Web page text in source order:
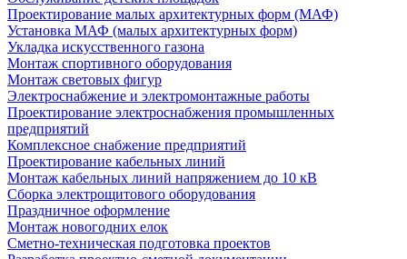
Проектирование малых архитектурных форм (МАФ)
Установка МАФ (малых архитектурных форм)
Укладка искусственного газона
Монтаж спортивного оборудования
Монтаж световых фигур
Электроснабжение и электромонтажные работы
Проектирование электроснабжения промышленных
предприятий
Комплексное снабжение предприятий
Проектирование кабельных линий
Монтаж кабельных линий напряжением до 10 кВ
Сборка электрощитового оборудования
Праздничное оформление
Монтаж новогодних елок
Сметно-техническая подготовка проектов